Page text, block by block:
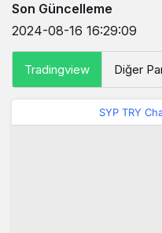
Son Güncelleme
2024-08-16 16:29:09
Tradingview Diğer
SYP TRY